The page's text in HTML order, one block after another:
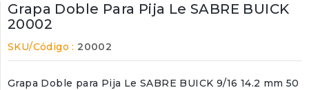
Grapa Doble Para Pija Le SABRE BUICK
20002
SKU/Código : 20002
Grapa Doble para Pija Le SABRE BUICK 9/16 14.2 mm 50